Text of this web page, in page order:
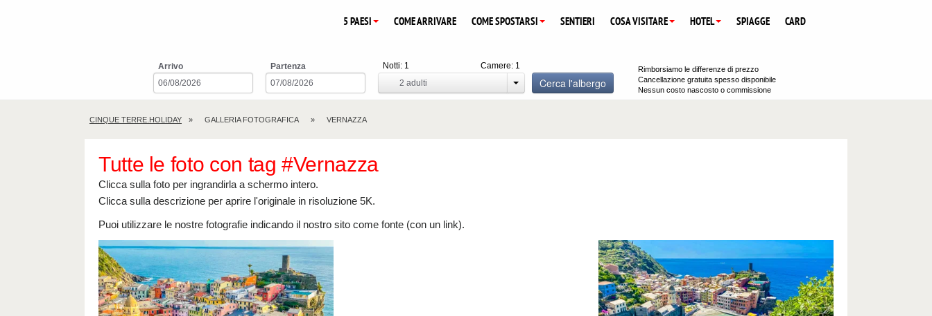
5 PAESI COME ARRIVARE COME SPOSTARSI SENTIERI COSA VISITARE HOTEL SPIAGGE CARD
Arrivo
Partenza
2 adulti
Notti: 1 Camere: 1
Cerca l'albergo
Rimborsiamo le differenze di prezzo
Cancellazione gratuita spesso disponibile
Nessun costo nascosto o commissione
CINQUE TERRE.HOLIDAY GALLERIA FOTOGRAFICA VERNAZZA
Tutte le foto con tag #Vernazza
Clicca sulla foto per ingrandirla a schermo intero.
Clicca sulla descrizione per aprire l'originale in risoluzione 5K.
Puoi utilizzare le nostre fotografie indicando il nostro sito come fonte (con un link).